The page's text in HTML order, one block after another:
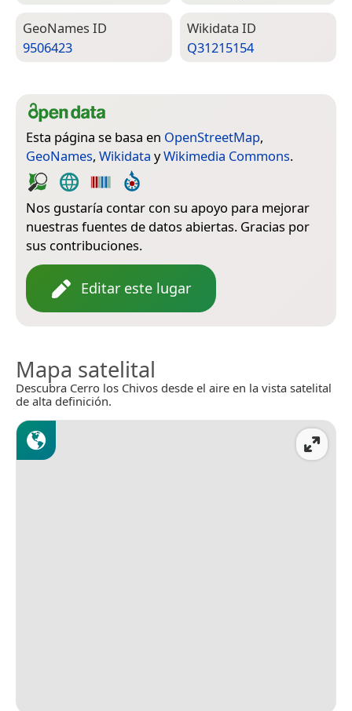
Geo­Names ID
9506423
Wiki­data ID
Q31215154
Esta página se basa en OpenStreetMap,
GeoNames, Wikidata yWikimedia Commons.
Nos gustaría contar con su apoyo para mejorar
nuestras fuentes de datos abiertas. Gracias por
sus contribuciones.
Editar este lugar
Mapa satelital
Descubra Cerro los Chivos desde el aire en la vista satelital
de alta definición.